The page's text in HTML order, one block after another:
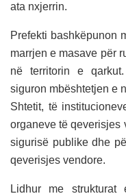
ata nxjerrin.
Prefekti bashkëpunon
marrjen e masave për
në territorin e
siguron mbështetjen e
Shtetit, të
organeve të qeverisjes
sigurisë publike dhe
qeverisjes vendore.
Lidhur me strukturat